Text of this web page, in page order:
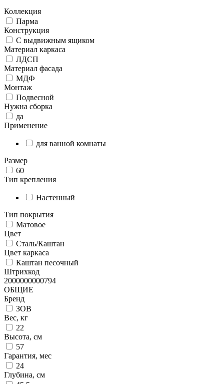
Коллекция
Парма
Конструкция
С выдвижным ящиком
Материал каркаса
ЛДСП
Материал фасада
МДФ
Монтаж
Подвесной
Нужна сборка
да
Применение
для ванной комнаты
Размер
60
Тип крепления
Настенный
Тип покрытия
Матовое
Цвет
Сталь/Каштан
Цвет каркаса
Каштан песочный
Штрихкод
2000000000794
ОБЩИЕ
Бренд
ЗОВ
Вес, кг
22
Высота, см
57
Гарантия, мес
24
Глубина, см